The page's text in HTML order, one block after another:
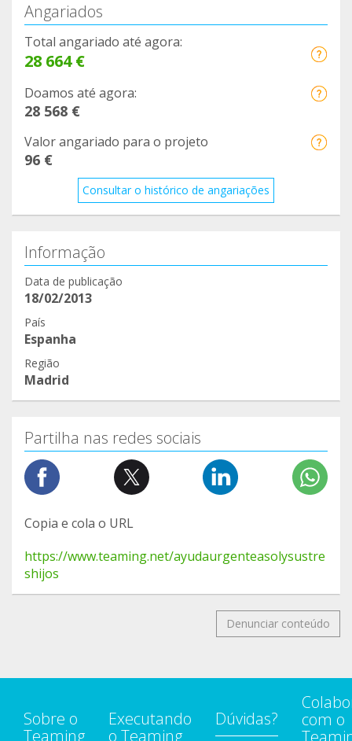
Angariados
Total angariado até agora:
28 664 €
Doamos até agora:
28 568 €
Valor angariado para o projeto
96 €
Consultar o histórico de angariações
Informação
Data de publicação
18/02/2013
País
Espanha
Região
Madrid
Partilha nas redes sociais
Copia e cola o URL
https://www.teaming.net/ayudaurgenteasolysustre
shijos
Denunciar conteúdo
Sobre o
Teaming
Executando
o Teaming
Dúvidas?
com o